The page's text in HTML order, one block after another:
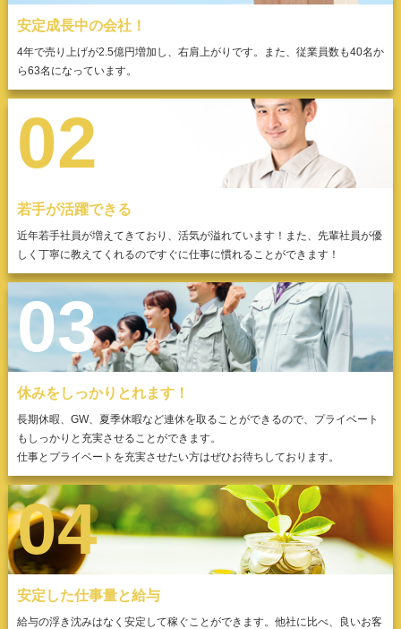
安定成長中の会社！
4年で売り上げが2.5億円増加し、右肩上がりです。また、従業員数も40名か
ら63名になっています。
02
若手が活躍できる
近年若手社員が増えてきており、活気が溢れています！また、先輩社員が優
しく丁寧に教えてくれるのですぐに仕事に慣れることができます！
03
休みをしっかりとれます！
長期休暇、GW、夏季休暇など連休を取ることができるので、プライベート
もしっかりと充実させることができます。
仕事とプライベートを充実させたい方はぜひお待ちしております。
04
安定した仕事量と給与
給与の浮き沈みはなく安定して稼ぐことができます。他社に比べ、良いお客